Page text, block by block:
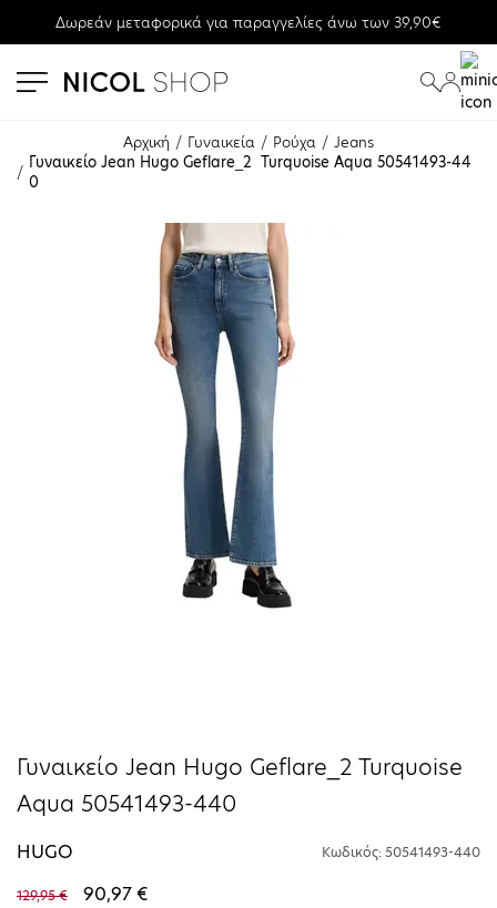
Δωρεάν μεταφορικά για παραγγελίες άνω των 39,90€
Αρχική Γυναικεία Ρούχα
Jeans
Γυναικείο Jean Hugo Geflare_2  Turquoise Aqua 50541493-44
0
Γυναικείο Jean Hugo Geflare_2 Turquoise
Aqua 50541493-440
HUGO Κωδικός: 50541493-440
129,95 € 90,97 €